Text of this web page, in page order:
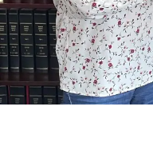
SCIE Puy de Dome
SDEL Atlantis
SDEL Grand Ouest
SDEL Navis
SDEL Rouergue